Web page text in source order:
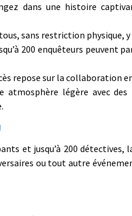
dans une histoire
sans restriction physique,
200 enquêteurs peuvent
repose sur la collaboration
atmosphère légère avec des
et jusqu’à 200
ou tout autre